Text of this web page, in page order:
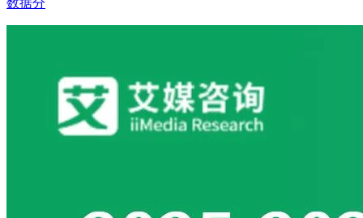
数据分